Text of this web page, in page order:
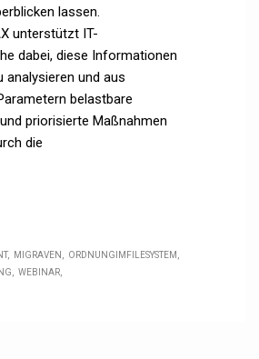
lassen.
unterstützt IT-
dabei, diese Informationen
analysieren und aus
belastbare
priorisierte Maßnahmen
die
MIGRAVEN
ORDNUNGIMFILESYSTEM
WEBINAR